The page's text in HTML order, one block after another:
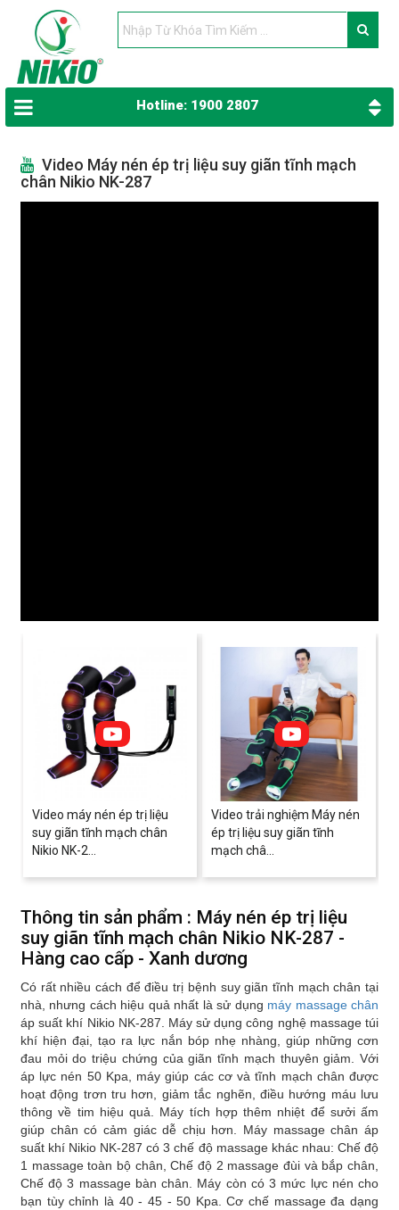
Hotline: 1900 2807
Video Máy nén ép trị liệu suy giãn tĩnh mạch
chân Nikio NK-287
Video máy nén ép trị liệu
suy giãn tĩnh mạch chân
Nikio NK-2...
Video trải nghiệm Máy nén
ép trị liệu suy giãn tĩnh
mạch châ...
Thông tin sản phẩm : Máy nén ép trị liệu
suy giãn tĩnh mạch chân Nikio NK-287 -
Hàng cao cấp - Xanh dương
Có rất nhiều cách để điều trị bệnh suy giãn tĩnh mạch chân tại
nhà, nhưng cách hiệu quả nhất là sử dụng máy massage chân
áp suất khí Nikio NK-287. Máy sử dụng công nghệ massage túi
khí hiện đại, tạo ra lực nắn bóp nhẹ nhàng, giúp những cơn
đau mỏi do triệu chứng của giãn tĩnh mạch thuyên giảm. Với
áp lực nén 50 Kpa, máy giúp các cơ và tĩnh mạch chân được
hoạt động trơn tru hơn, giảm tắc nghẽn, điều hướng máu lưu
thông về tim hiệu quả. Máy tích hợp thêm nhiệt để sưởi ấm
giúp chân có cảm giác dễ chịu hơn. Máy massage chân áp
suất khí Nikio NK-287 có 3 chế độ massage khác nhau: Chế độ
1 massage toàn bộ chân, Chế độ 2 massage đùi và bắp chân,
Chế độ 3 massage bàn chân. Máy còn có 3 mức lực nén cho
bạn tùy chỉnh là 40 - 45 - 50 Kpa. Cơ chế massage đa dạng